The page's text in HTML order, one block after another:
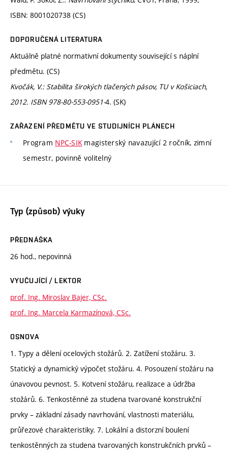
ISBN: 8001020738 (CS)
DOPORUČENÁ LITERATURA
Aktuálně platné normativní dokumenty související s náplní
předmětu. (CS)
Kvočák, V.: Stabilita širokých tlačených pásov, TU v Košiciach,
2012. ISBN 978-80-553-0951-4. (SK)
ZAŘAZENÍ PŘEDMĚTU VE STUDIJNÍCH PLÁNECH
Program NPC-SIKmagisterský navazující 2 ročník, zimní
semestr, povinně volitelný
Typ (způsob) výuky
PŘEDNÁŠKA
26 hod., nepovinná
VYUČUJÍCÍ / LEKTOR
prof. Ing. Miroslav Bajer, CSc.
prof. Ing. Marcela Karmazínová, CSc.
OSNOVA
1. Typy a dělení ocelových stožárů. 2. Zatížení stožáru. 3.
Statický a dynamický výpočet stožáru. 4. Posouzení stožáru na
únavovou pevnost. 5. Kotvení stožáru, realizace a údržba
stožárů. 6. Tenkostěnné za studena tvarované konstrukční
prvky – základní zásady navrhování, vlastnosti materiálu,
průřezové charakteristiky. 7. Lokální a distorzní boulení
tenkostěnných za studena tvarovaných konstrukčních prvků –